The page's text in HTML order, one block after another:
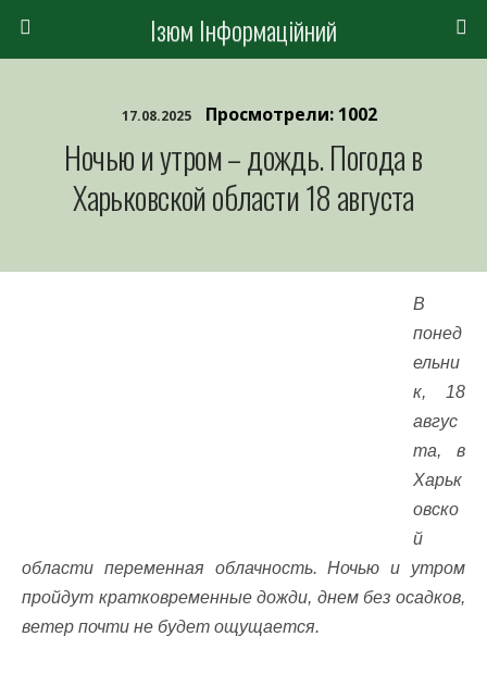
Ізюм Інформаційний
17.08.2025 Просмотрели: 1002
Ночью и утром – дождь. Погода в
Харьковской области 18 августа
В
понед
ельни
к, 18
авгус
та, в
Харьк
овско
й
области переменная облачность. Ночью и утром
пройдут кратковременные дожди, днем без осадков,
ветер почти не будет ощущается.